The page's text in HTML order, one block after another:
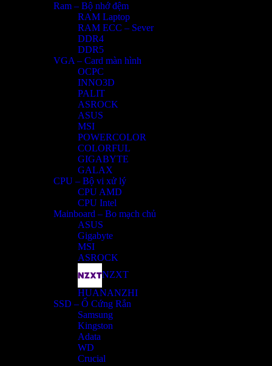
Ram – Bộ nhớ đệm
RAM Laptop
RAM ECC – Sever
DDR4
DDR5
VGA – Card màn hình
OCPC
INNO3D
PALIT
ASROCK
ASUS
MSI
POWERCOLOR
COLORFUL
GIGABYTE
GALAX
CPU – Bộ vi xử lý
CPU AMD
CPU Intel
Mainboard – Bo mạch chủ
ASUS
Gigabyte
MSI
ASROCK
NZXT
HUANANZHI
SSD – Ổ Cứng Rắn
Samsung
Kingston
Adata
WD
Crucial